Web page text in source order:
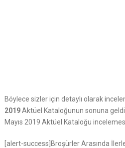
Böylece sizler için detaylı olarak
2019Aktüel Kataloğunun sonuna
Mayıs 2019 Aktüel Kataloğu
[alert-success]Broşürler Arasında